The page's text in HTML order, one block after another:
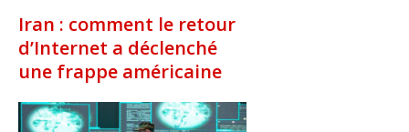
Iran : comment le retour
d’Internet a déclenché
une frappe américaine